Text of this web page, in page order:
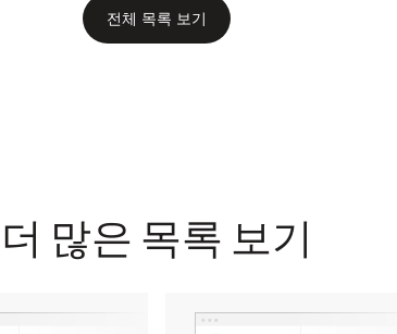
전체 목록 보기
더 많은 목록 보기